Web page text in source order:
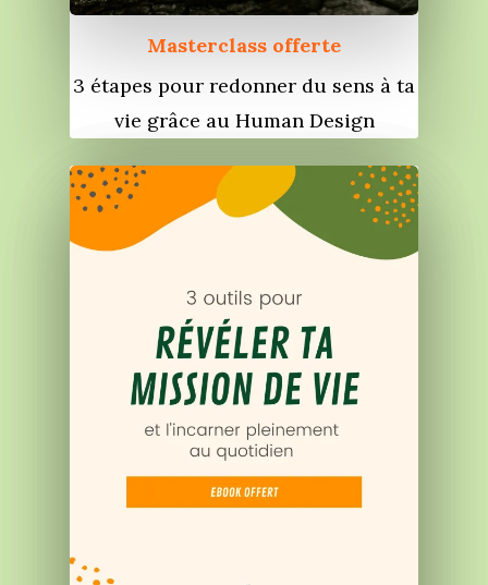
Masterclass offerte
3 étapes pour redonner du sens à ta
vie grâce au Human Design
S’équilibrer
Services
Lectures de Human
La Boussole
Libération
Programmes
Renaissance
Amour & Guérison
Membership
À propos
Contact